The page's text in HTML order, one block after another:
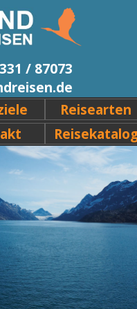
/ 87073
Reisearten